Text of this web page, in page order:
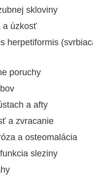
skloviny
a úzkosť
herpetiformis
poruchy
a afty
a zvracanie
a osteomalácia
sleziny